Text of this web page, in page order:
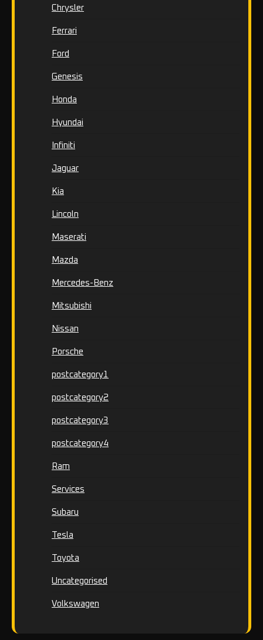
Chrysler
Ferrari
Ford
Genesis
Honda
Hyundai
Infiniti
Jaguar
Kia
Lincoln
Maserati
Mazda
Mercedes-Benz
Mitsubishi
Nissan
Porsche
postcategory1
postcategory2
postcategory3
postcategory4
Ram
Services
Subaru
Tesla
Toyota
Uncategorised
Volkswagen